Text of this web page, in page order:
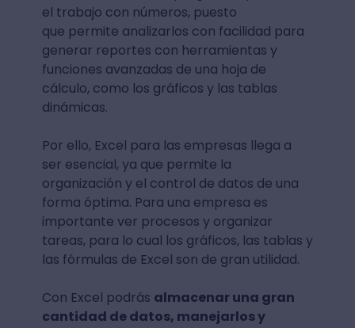
el trabajo con números, puesto
que permite analizarlos con facilidad para
generar reportes con herramientas y
funciones avanzadas de una hoja de
cálculo, como los gráficos y las tablas
dinámicas.
Por ello, Excel para las empresas llega a
ser esencial, ya que permite la
organización y el control de datos de una
forma óptima. Para una empresa es
importante ver procesos y organizar
tareas, para lo cual los gráficos, las tablas y
las fórmulas de Excel son de gran utilidad.
Con Excel podrás almacenar una gran
cantidad de datos, manejarlos y